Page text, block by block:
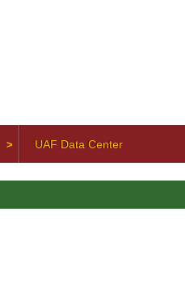
UAF Data Center